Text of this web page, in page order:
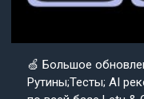
🍏 Большое
Рутины;Тесты; AI